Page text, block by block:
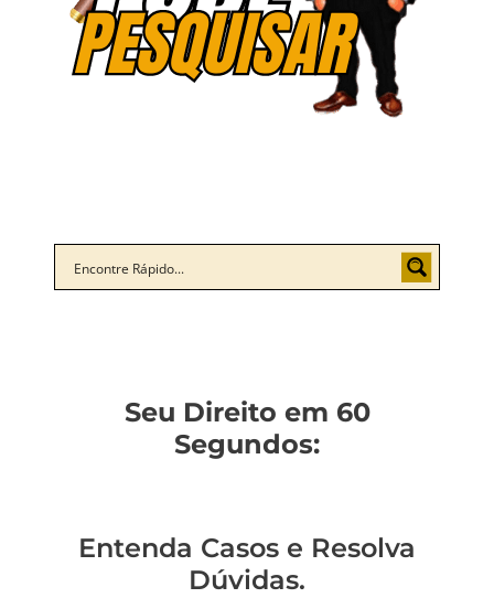
Seu Direito em 60
Segundos:
Entenda Casos e Resolva
Dúvidas.